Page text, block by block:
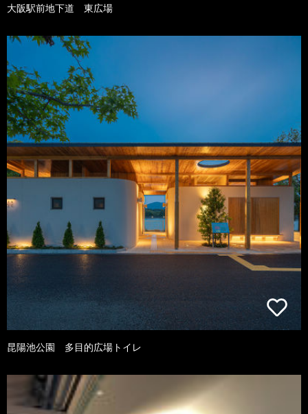
大阪駅前地下道 東広場
昆陽池公園 多目的広場トイレ